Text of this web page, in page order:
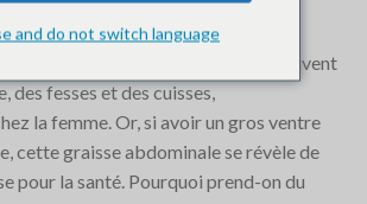
du poids, les kilos se logent bien souvent
des fesses et des cuisses,
la femme. Or, si avoir un gros ventre
cette graisse abdominale se révèle de
pour la santé. Pourquoi prend-on du
and do not switch language